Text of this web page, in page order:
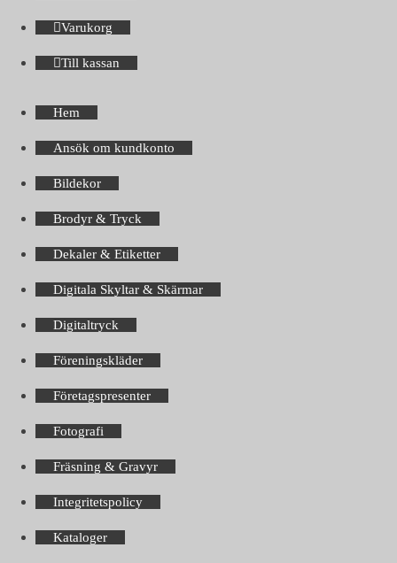
Varukorg
Till kassan
Hem
Ansök om kundkonto
Bildekor
Brodyr & Tryck
Dekaler & Etiketter
Digitala Skyltar & Skärmar
Digitaltryck
Föreningskläder
Företagspresenter
Fotografi
Fräsning & Gravyr
Integritetspolicy
Kataloger